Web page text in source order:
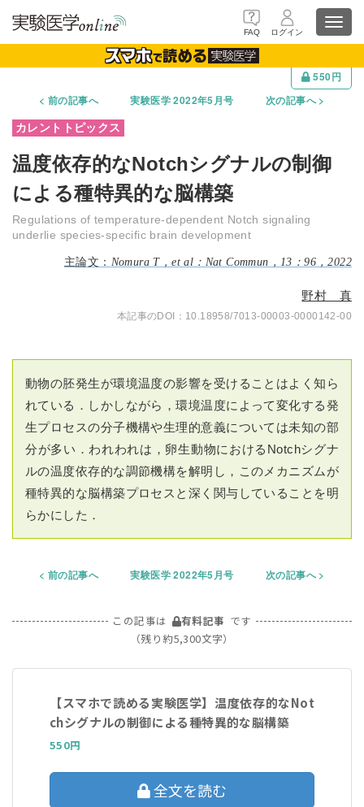
FAQ ログイン
550円
前の記事へ
実験医学 2022年5月号 次の記事へ
温度依存的なNotchシグナルの制御
による種特異的な脳構築
Regulations of temperature-dependent Notch signaling
underlie species-specific brain development
Nomura T，et al：Nat Commun，13：96，2022
野村 真
10.18958/7013-00003-0000142-00
動物の胚発生が環境温度の影響を受けることはよく知ら
れている．しかしながら，環境温度によって変化する発
生プロセスの分子機構や生理的意義については未知の部
分が多い．われわれは，卵生動物におけるNotchシグナ
ルの温度依存的な調節機構を解明し，このメカニズムが
種特異的な脳構築プロセスと深く関与していることを明
らかにした．
前の記事へ 実験医学 2022年5月号 次の記事へ
この記事は 有料記事 です
（残り約5,300文字）
【スマホで読める実験医学】温度依存的なNot
chシグナルの制御による種特異的な脳構築
550円
全文を読む